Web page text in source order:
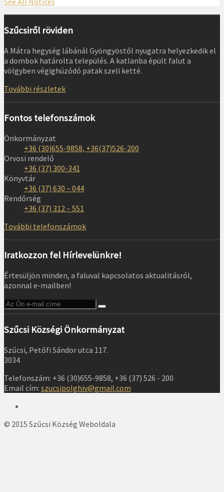
Szűcsiről röviden
A Mátra hegység lábánál Gyöngyöstől nyugatra helyezkedik el
a dombok határolta település. A katlanba épült falut a
völgyben végighúzódó patak szeli ketté.
További részletek
Fontos telefonszámok
Önkormányzat
+36 (30)655-9858, +36(37)526-200
Orvosi rendelő
+36 (37) 300-341
Könyvtár
+36 (37) 630 – 044
Rendőrség
+36 (37) 312 – 551
További telefonszámok
Iratkozzon fel Hírlevelünkre!
Értesüljön minden, a faluval kapcsolatos aktualitásról,
azonnal e-mailben!
Szűcsi Községi Önkormányzat
Szűcsi, Petőfi Sándor utca 117.
3034
Telefonszám: +36 (30)655-9858, +36 (37) 526 - 200
Email cím: szucsipolghiv@gmail.com
© 2015 Szűcsi Község Weboldala